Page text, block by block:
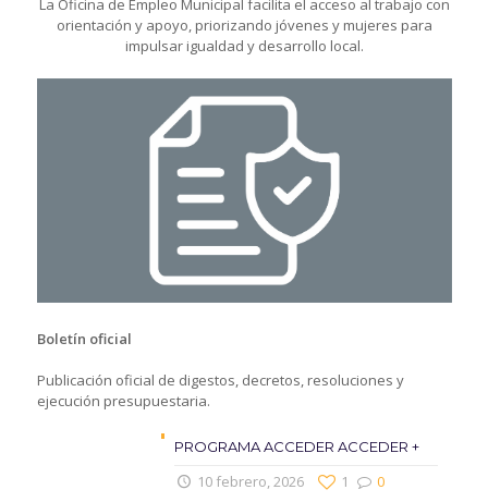
orientación y apoyo, priorizando jóvenes y mujeres para
impulsar igualdad y desarrollo local.
Boletín oficial
Publicación oficial de digestos, decretos, resoluciones y
ejecución presupuestaria.
PROGRAMA ACCEDER ACCEDER +
10 febrero, 2026 0
1